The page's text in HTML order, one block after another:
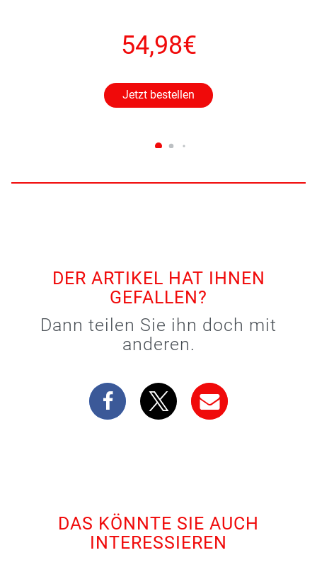
54,98€
Jetzt bestellen
DER ARTIKEL HAT IHNEN
GEFALLEN?
Dann teilen Sie ihn doch mit
anderen.
DAS KÖNNTE SIE AUCH
INTERESSIEREN